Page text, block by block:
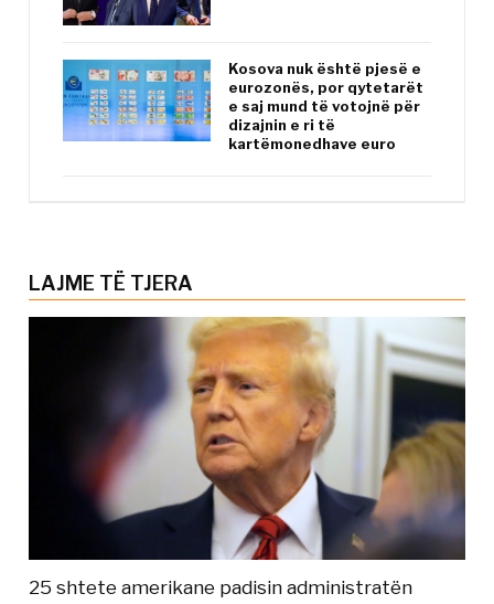
Kosova nuk është pjesë e
eurozonës, por qytetarët
e saj mund të votojnë për
dizajnin e ri të
kartëmonedhave euro
LAJME TË TJERA
25 shtete amerikane padisin administratën